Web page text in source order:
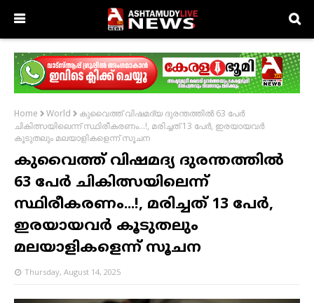
Home World
കുവൈത്ത് വിഷമദ്യ ദുരന്തത്തിൽ 63 പേർ
ചികിത്സയിലെന്ന് സ്ഥിരീകരണം...!, മരിച്ചത് 13 പേര്‍, ഇരയായവർ
കൂടുതലും മലയാളികളെന്ന് സൂചന
കുവൈത്ത് വിഷമദ്യ ദുരന്തത്തിൽ
63 പേർ ചികിത്സയിലെന്ന്
സ്ഥിരീകരണം...!, മരിച്ചത് 13 പേര്‍,
ഇരയായവർ കൂടുതലും
മലയാളികളെന്ന് സൂചന
Thursday, August 14, 2025